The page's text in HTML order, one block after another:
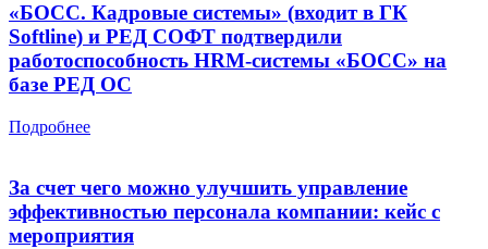
«БОСС. Кадровые системы» (входит в ГК
Softline) и РЕД СОФТ подтвердили
работоспособность HRM-системы «БОСС» на
базе РЕД ОС
Подробнее
За счет чего можно улучшить управление
эффективностью персонала компании: кейс с
мероприятия